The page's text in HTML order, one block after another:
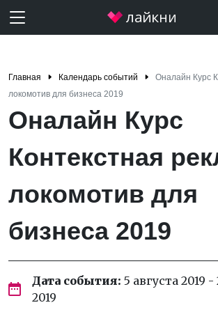
Главная Календарь событий
Оналайн Курс
локомотив для бизнеса 2019
Оналайн Курс
Контекстная
локомотив для
бизнеса 2019
Дата события: 5 августа 2019 -
2019